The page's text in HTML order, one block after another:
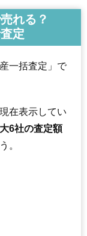
れる？
定
一括査定」で
在表示してい
6社の査定額
。